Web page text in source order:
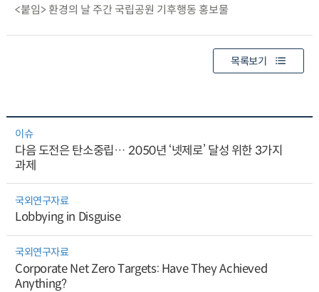
<붙임> 환경의 날 주간 국립공원 기후행동 홍보물
목록보기
이슈
다음 도전은 탄소중립… 2050년 ‘넷제로’ 달성 위한 3가지
과제
국외연구자료
Lobbying in Disguise
국외연구자료
Corporate Net Zero Targets: Have They Achieved
Anything?